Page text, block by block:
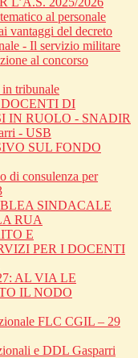
al personale
vantaggi del decreto
- Il servizio militare
al concorso
tribunale
DI
IN RUOLO - SNADIR
- USB
SUL FONDO
di consulenza per
SINDACALE
RUA
E
PER I DOCENTI
AL VIA LE
IL NODO
FLC CGIL – 29
e DDL Gasparri